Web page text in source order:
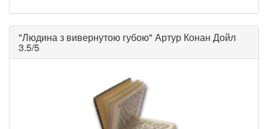
"Людина з вивернутою губою" Артур Конан Дойл
3.5/5